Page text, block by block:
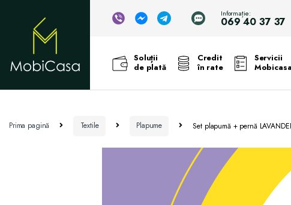
Informație:
069 40 37 37
Soluții
de plată
Credit
în rate
Servicii
Mobicasa
Prima pagină Textile Plapume Set plapumă + pernă